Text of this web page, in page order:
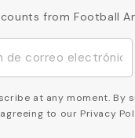
from Football
at any moment. By
to our Privacy